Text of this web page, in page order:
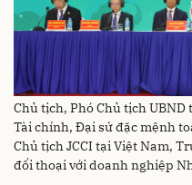
Chủ tịch, Phó Chủ tịch UBND
Tài chính, Đại sứ đặc mệnh
Chủ tịch JCCI tại Việt Nam,
đối thoại với doanh nghiệp